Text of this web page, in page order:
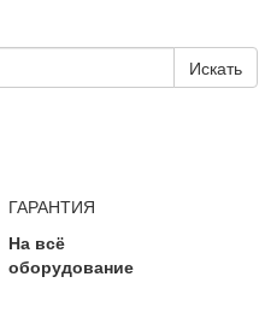
Искать
ГАРАНТИЯ
На всё
оборудование